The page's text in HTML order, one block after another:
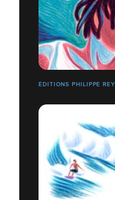
ÉDITIONS PHILIPPE REY